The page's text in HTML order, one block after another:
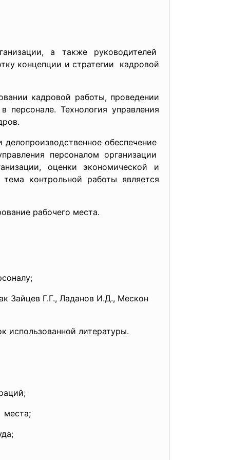
а также руководителей
концепции и стратегии кадровой
кадровой работы, проведении
Технология управления
обеспечение
персоналом организации
оценки экономической и
контрольной работы является
рабочего места.
Зайцев Г.Г., Ладанов И.Д., Мескон
использованной литературы.
места;